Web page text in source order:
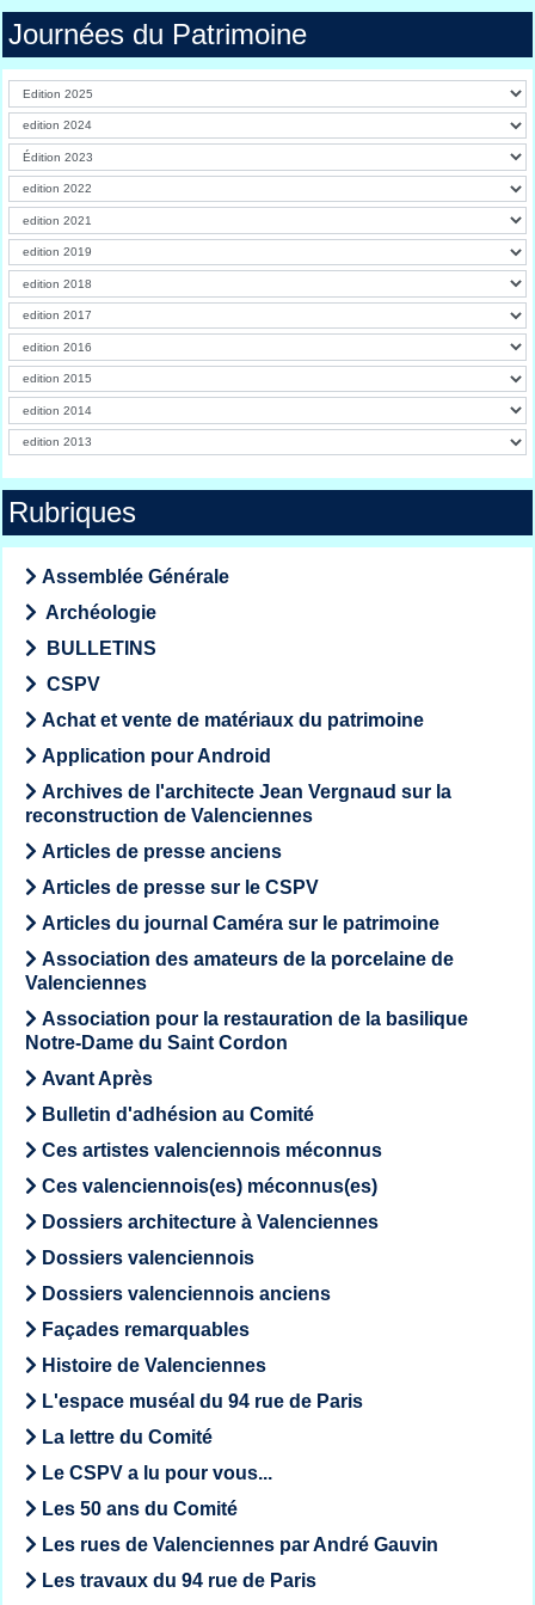
Journées du Patrimoine
Rubriques
Assemblée Générale
Archéologie
BULLETINS
CSPV
Achat et vente de matériaux du patrimoine
Application pour Android
Archives de l'architecte Jean Vergnaud sur la
reconstruction de Valenciennes
Articles de presse anciens
Articles de presse sur le CSPV
Articles du journal Caméra sur le patrimoine
Association des amateurs de la porcelaine de
Valenciennes
Association pour la restauration de la basilique
Notre-Dame du Saint Cordon
Avant Après
Bulletin d'adhésion au Comité
Ces artistes valenciennois méconnus
Ces valenciennois(es) méconnus(es)
Dossiers architecture à Valenciennes
Dossiers valenciennois
Dossiers valenciennois anciens
Façades remarquables
Histoire de Valenciennes
L'espace muséal du 94 rue de Paris
La lettre du Comité
Le CSPV a lu pour vous...
Les 50 ans du Comité
Les rues de Valenciennes par André Gauvin
Les travaux du 94 rue de Paris